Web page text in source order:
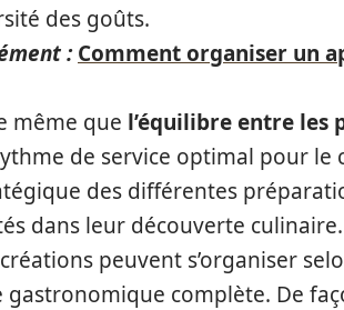
des goûts.
: Comment organiser un
même que l’équilibre entre les
de service optimal pour le
des différentes
dans leur découverte culinaire.
peuvent s’organiser
gastronomique complète. De